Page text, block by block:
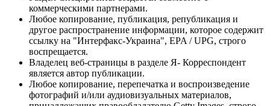
коммерческими партнерами.
Любое копирование, публикация, републикация и
другое распространение информации, которое содержит
ссылку на "Интерфакс-Украина", EPA / UPG, строго
воспрещается.
Владелец веб-страницы в разделе Я- Корреспондент
является автор публикации.
Любое копирование, перепечатка и воспроизведение
фотографий и/или аудиовизуальных материалов,